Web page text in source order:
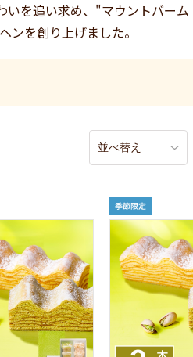
を追い求め、"マウントバーム
を創り上げました。